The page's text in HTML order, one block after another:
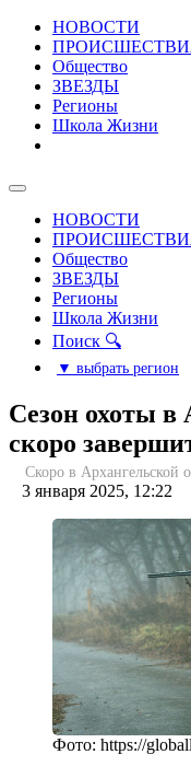
НОВОСТИ
Общество
ЗВЕЗДЫ
Регионы
Школа Жизни
НОВОСТИ
Общество
ЗВЕЗДЫ
Регионы
Школа Жизни
Поиск 🔍
▼ выбрать регион
Сезон охоты в
скоро
Скоро в Архангельской
3 января 2025, 12:22
Фото: https://